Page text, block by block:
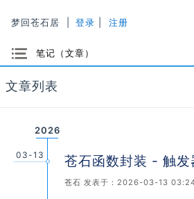
梦回苍石居 登录 注册
选项
笔记（文章）
文章列表
2026
03-13 苍石函数封装 - 触发
苍石 发表于：2026-03-13